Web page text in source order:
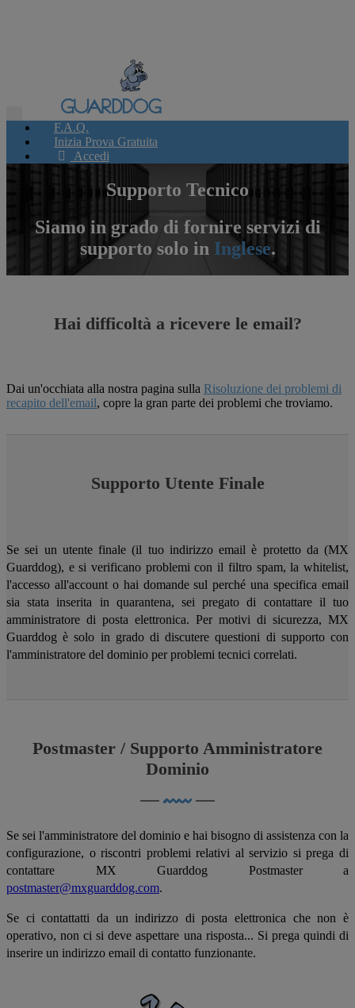
Toggle
navigationF.A.Q.
Inizia Prova Gratuita
Accedi
Supporto Tecnico
Siamo in grado di fornire servizi di
supporto solo in Inglese.
Hai difficoltà a ricevere le email?
Dai un'occhiata alla nostra pagina sulla Risoluzione dei problemi di
recapito dell'email, copre la gran parte dei problemi che troviamo.
Supporto Utente Finale
Se sei un utente finale (il tuo indirizzo email è protetto da (MX
Guarddog), e si verificano problemi con il filtro spam, la whitelist,
l'accesso all'account o hai domande sul perché una specifica email
sia stata inserita in quarantena, sei pregato di contattare il tuo
amministratore di posta elettronica. Per motivi di sicurezza, MX
Guarddog è solo in grado di discutere questioni di supporto con
l'amministratore del dominio per problemi tecnici correlati.
Postmaster / Supporto Amministratore
Dominio
Se sei l'amministratore del dominio e hai bisogno di assistenza con la
configurazione, o riscontri problemi relativi al servizio si prega di
contattare MX Guarddog Postmaster a
postmaster@mxguarddog.com.
Se ci contattatti da un indirizzo di posta elettronica che non è
operativo, non ci si deve aspettare una risposta... Si prega quindi di
inserire un indirizzo email di contatto funzionante.